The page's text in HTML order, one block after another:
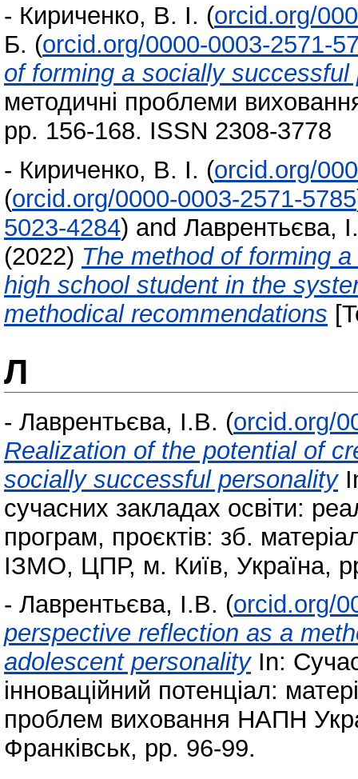
- Кириченко, В. І. (orcid.org/
Б. (orcid.org/0000-0003-2571-
of forming a socially
методичні проблеми
pp. 156-168. ISSN 2308-3778
- Кириченко, В. І. (orcid.org/
(orcid.org/0000-0003-2571-5785
5023-4284) and Лаврентьєва,
(2022) The method of forming
high school student in the
methodical recommendations
Л
- Лаврентьєва, І.В. (orcid.org/
Realization of the potential of
socially successful personality
сучасних закладах освіти:
програм, проєктів: зб.
ІЗМО, ЦПР, м. Київ, Україна,
- Лаврентьєва, І.В. (orcid.org/
perspective reflection as a
adolescent personalityIn:
інноваційний потенціал:
проблем виховання НАПН
Франківськ, pp. 96-99.